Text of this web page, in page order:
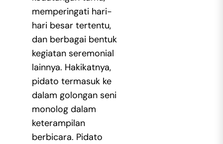
memperingati hari-
hari besar tertentu,
dan berbagai bentuk
kegiatan seremonial
lainnya. Hakikatnya,
pidato termasuk ke
dalam golongan seni
monolog dalam
keterampilan
berbicara. Pidato